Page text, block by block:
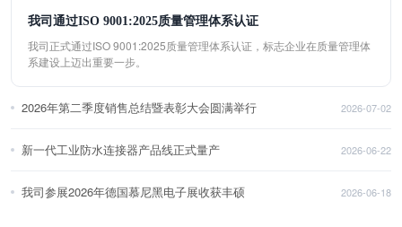
我司通过ISO 9001:2025质量管理体系认证
我司正式通过ISO 9001:2025质量管理体系认证，标志企业在质量管理体
系建设上迈出重要一步。
2026年第二季度销售总结暨表彰大会圆满举行 2026-07-02
新一代工业防水连接器产品线正式量产 2026-06-22
我司参展2026年德国慕尼黑电子展收获丰硕 2026-06-18